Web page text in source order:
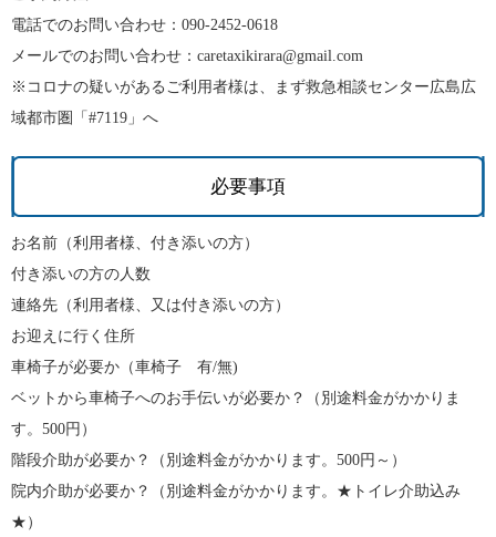
電話でのお問い合わせ：090-2452-0618
メールでのお問い合わせ：caretaxikirara@gmail.com
※コロナの疑いがあるご利用者様は、まず救急相談センター広島広
域都市圏「#7119」へ
必要事項
お名前（利用者様、付き添いの方）
付き添いの方の人数
連絡先（利用者様、又は付き添いの方）
お迎えに行く住所
車椅子が必要か（車椅子 有/無)
ベットから車椅子へのお手伝いが必要か？（別途料金がかかりま
す。500円）
階段介助が必要か？（別途料金がかかります。500円～）
院内介助が必要か？（別途料金がかかります。★トイレ介助込み
★）